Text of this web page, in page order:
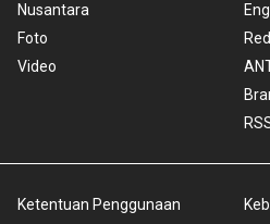
Nusantara
Foto
Video
Ketentuan Penggunaan